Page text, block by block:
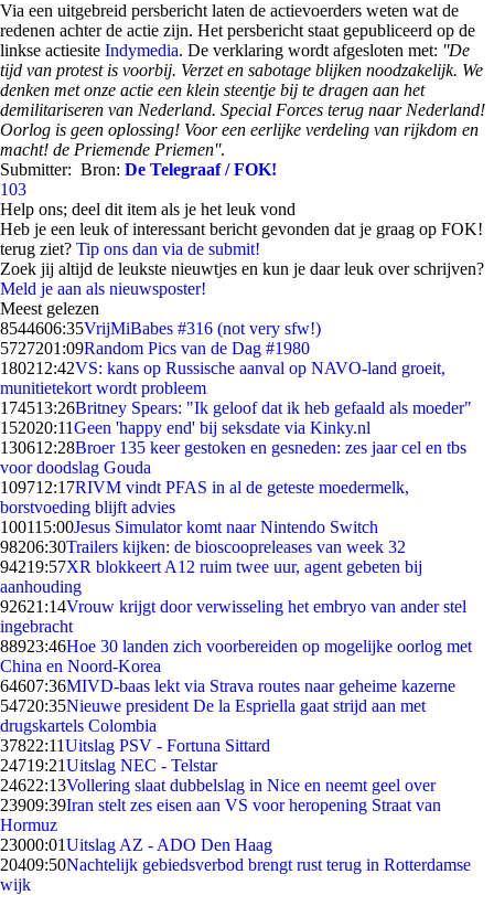
Via een uitgebreid persbericht laten de actievoerders weten wat de
redenen achter de actie zijn. Het persbericht staat gepubliceerd op de
linkse actiesite Indymedia. De verklaring wordt afgesloten met: ''De
tijd van protest is voorbij. Verzet en sabotage blijken noodzakelijk. We
denken met onze actie een klein steentje bij te dragen aan het
demilitariseren van Nederland. Special Forces terug naar Nederland!
Oorlog is geen oplossing! Voor een eerlijke verdeling van rijkdom en
macht! de Priemende Priemen''.
Submitter: Bron: De Telegraaf / FOK!
103
Help ons; deel dit item als je het leuk vond
Heb je een leuk of interessant bericht gevonden dat je graag op FOK!
terug ziet? Tip ons dan via de submit!
Zoek jij altijd de leukste nieuwtjes en kun je daar leuk over schrijven?
Meld je aan als nieuwsposter!
Meest gelezen
8544606:35VrijMiBabes #316 (not very sfw!)
5727201:09Random Pics van de Dag #1980
180212:42VS: kans op Russische aanval op NAVO-land groeit,
munitietekort wordt probleem
174513:26Britney Spears: "Ik geloof dat ik heb gefaald als moeder"
152020:11Geen 'happy end' bij seksdate via Kinky.nl
130612:28Broer 135 keer gestoken en gesneden: zes jaar cel en tbs
voor doodslag Gouda
109712:17RIVM vindt PFAS in al de geteste moedermelk,
borstvoeding blijft advies
100115:00Jesus Simulator komt naar Nintendo Switch
98206:30Trailers kijken: de bioscoopreleases van week 32
94219:57XR blokkeert A12 ruim twee uur, agent gebeten bij
aanhouding
92621:14Vrouw krijgt door verwisseling het embryo van ander stel
ingebracht
88923:46Hoe 30 landen zich voorbereiden op mogelijke oorlog met
China en Noord-Korea
64607:36MIVD-baas lekt via Strava routes naar geheime kazerne
54720:35Nieuwe president De la Espriella gaat strijd aan met
drugskartels Colombia
37822:11Uitslag PSV - Fortuna Sittard
24719:21Uitslag NEC - Telstar
24622:13Vollering slaat dubbelslag in Nice en neemt geel over
23909:39Iran stelt zes eisen aan VS voor heropening Straat van
Hormuz
23000:01Uitslag AZ - ADO Den Haag
20409:50Nachtelijk gebiedsverbod brengt rust terug in Rotterdamse
wijk